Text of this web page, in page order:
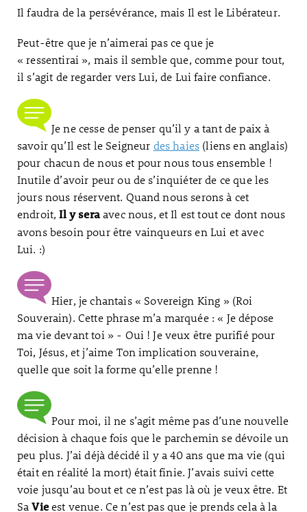
Il faudra de la persévérance, mais Il est le Libérateur.
Peut-être que je n’aimerai pas ce que je
« ressentirai », mais il semble que, comme pour tout,
il s’agit de regarder vers Lui, de Lui faire confiance.
Je ne cesse de penser qu’il y a tant de paix à
savoir qu’Il est le Seigneur des haies (liens en anglais)
pour chacun de nous et pour nous tous ensemble !
Inutile d’avoir peur ou de s’inquiéter de ce que les
jours nous réservent. Quand nous serons à cet
endroit,Il y seraavec nous, et Il est tout ce dont nous
avons besoin pour être vainqueurs en Lui et avec
Lui. :)
Hier, je chantais « Sovereign King » (Roi
Souverain). Cette phrase m’a marquée : « Je dépose
ma vie devant toi » - Oui ! Je veux être purifié pour
Toi, Jésus, et j’aime Ton implication souveraine,
quelle que soit la forme qu’elle prenne !
Pour moi, il ne s’agit même pas d’une nouvelle
décision à chaque fois que le parchemin se dévoile un
peu plus. J’ai déjà décidé il y a 40 ans que ma vie (qui
était en réalité la mort) était finie. J’avais suivi cette
voie jusqu’au bout et ce n’est pas là où je veux être. Et
SaVieest venue. Ce n’est pas que je prends cela à la